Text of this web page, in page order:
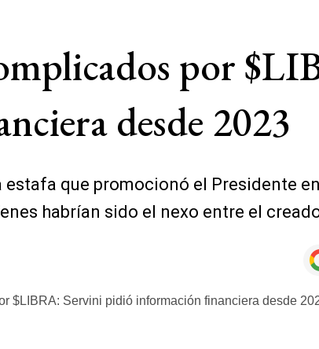
por
desde 2023
que promocionó el Presidente
habrían sido el nexo entre el